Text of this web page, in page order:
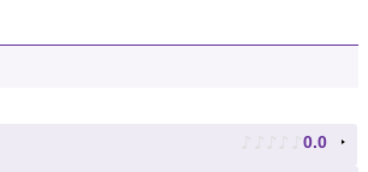
♪ ♪ ♪ ♪ ♪ 0.0